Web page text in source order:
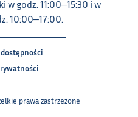
w godz. 11:00‒15:30 i w
10:00‒17:00.
prawa zastrzeżone